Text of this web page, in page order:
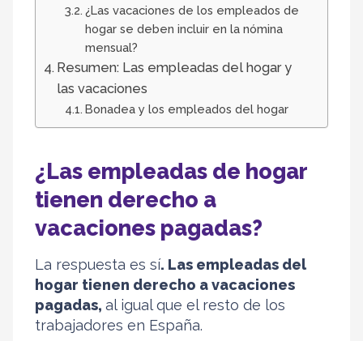
¿Las vacaciones de los empleados de
hogar se deben incluir en la nómina
mensual?
Resumen: Las empleadas del hogar y
las vacaciones
Bonadea y los empleados del hogar
¿Las empleadas de hogar
tienen derecho a
vacaciones pagadas?
La respuesta es sí. Las empleadas del
hogar tienen derecho a vacaciones
pagadas, al igual que el resto de los
trabajadores en España.